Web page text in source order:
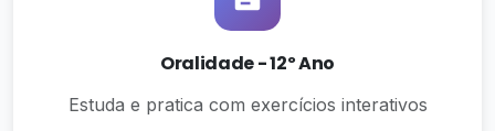
Oralidade - 12º Ano
Estuda e pratica com exercícios interativos